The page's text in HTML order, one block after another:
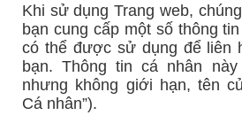
Khi sử dụng Trang web,
bạn cung cấp một số thông
có thể được sử dụng để liên
bạn. Thông tin cá nhân
nhưng không giới hạn, tên
Cá nhân”).